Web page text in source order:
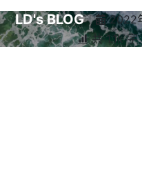
LD's BLOG
2022
共 1.1k 字